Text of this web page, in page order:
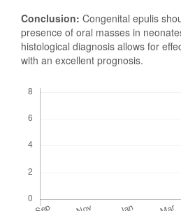
Conclusion: Congenital epulis
presence of oral masses in
histological diagnosis allows for
with an excellent prognosis.